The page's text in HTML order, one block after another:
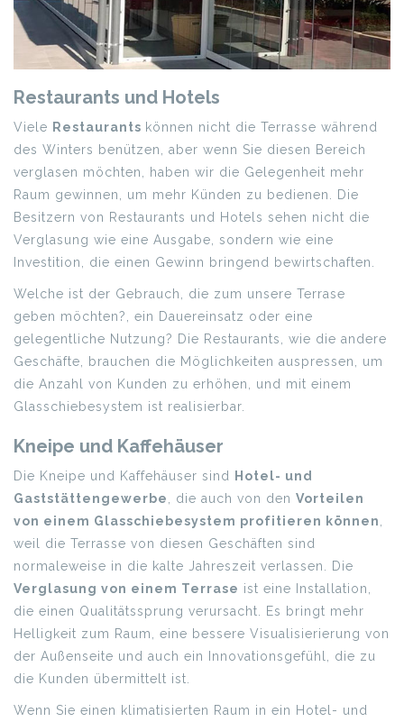
Restaurants und Hotels
Viele Restaurants können nicht die Terrasse während
des Winters benützen, aber wenn Sie diesen Bereich
verglasen möchten, haben wir die Gelegenheit mehr
Raum gewinnen, um mehr Künden zu bedienen. Die
Besitzern von Restaurants und Hotels sehen nicht die
Verglasung wie eine Ausgabe, sondern wie eine
Investition, die einen Gewinn bringend bewirtschaften.
Welche ist der Gebrauch, die zum unsere Terrase
geben möchten?, ein Dauereinsatz oder eine
gelegentliche Nutzung? Die Restaurants, wie die andere
Geschäfte, brauchen die Möglichkeiten auspressen, um
die Anzahl von Kunden zu erhöhen, und mit einem
Glasschiebesystem ist realisierbar.
Kneipe und Kaffehäuser
Die Kneipe und Kaffehäuser sind Hotel- und
Gaststättengewerbe
, die auch von den Vorteilen
von einem Glasschiebesystem profitieren können
weil die Terrasse von diesen Geschäften sind
normaleweise in die kalte Jahreszeit verlassen. Die
Verglasung von einem Terrase ist eine Installation,
die einen Qualitätssprung verursacht. Es bringt mehr
Helligkeit zum Raum, eine bessere Visualisierierung von
der Außenseite und auch ein Innovationsgefühl, die zu
die Kunden übermittelt ist.
Wenn Sie einen klimatisierten Raum in ein Hotel- und